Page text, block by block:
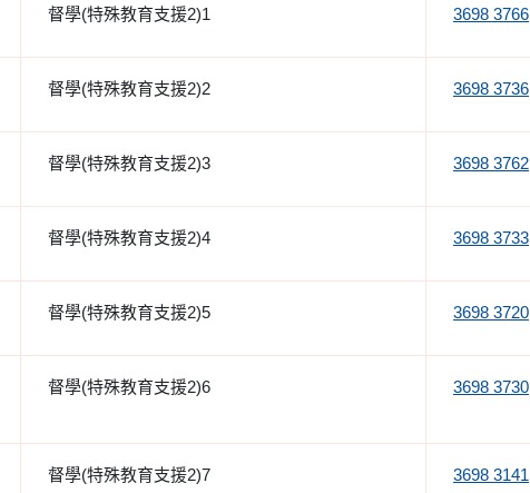
督學(特殊教育支援2)1 3698 3766
督學(特殊教育支援2)2 3698 3736
督學(特殊教育支援2)3 3698 3762
督學(特殊教育支援2)4 3698 3733
督學(特殊教育支援2)5 3698 3720
督學(特殊教育支援2)6 3698 3730
督學(特殊教育支援2)7 3698 3141